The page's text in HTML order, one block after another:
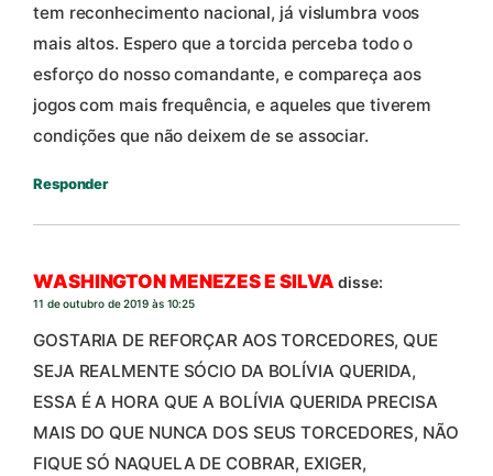
tem reconhecimento nacional, já vislumbra voos
mais altos. Espero que a torcida perceba todo o
esforço do nosso comandante, e compareça aos
jogos com mais frequência, e aqueles que tiverem
condições que não deixem de se associar.
Responder
WASHINGTON MENEZES E SILVA disse:
11 de outubro de 2019 às 10:25
GOSTARIA DE REFORÇAR AOS TORCEDORES, QUE
SEJA REALMENTE SÓCIO DA BOLÍVIA QUERIDA,
ESSA É A HORA QUE A BOLÍVIA QUERIDA PRECISA
MAIS DO QUE NUNCA DOS SEUS TORCEDORES, NÃO
FIQUE SÓ NAQUELA DE COBRAR, EXIGER,